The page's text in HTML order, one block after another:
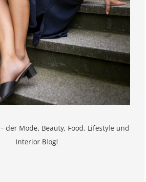
– der Mode, Beauty, Food, Lifestyle und
Interior Blog!